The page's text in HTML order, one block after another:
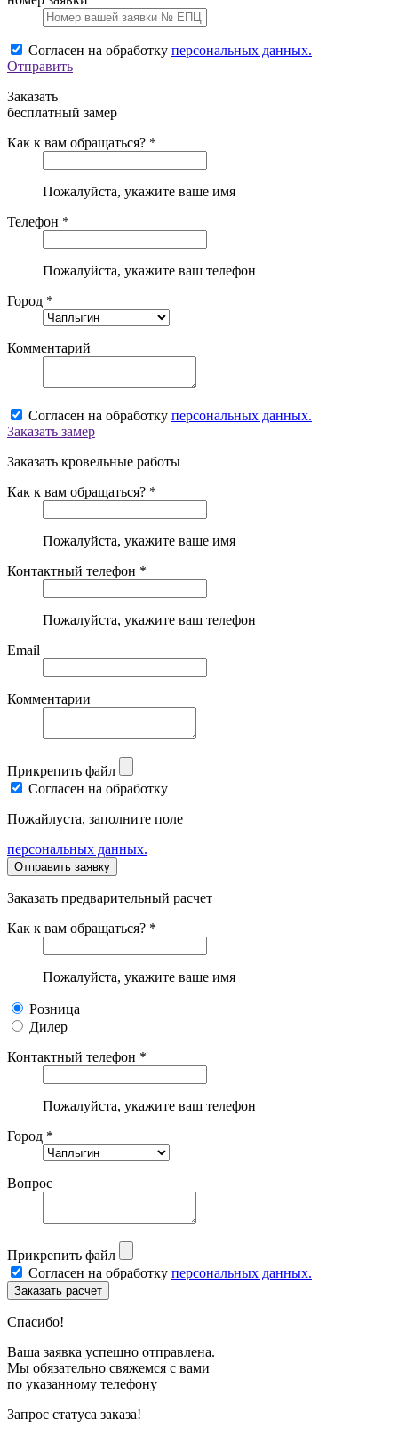
Согласен на обработку персональных данных.
Отправить
Заказать
бесплатный замер
Как к вам обращаться? *
Пожалуйста, укажите ваше имя
Телефон *
Пожалуйста, укажите ваш телефон
Город *
Комментарий
Согласен на обработку персональных данных.
Заказать замер
Заказать кровельные работы
Как к вам обращаться? *
Пожалуйста, укажите ваше имя
Контактный телефон *
Пожалуйста, укажите ваш телефон
Email
Комментарии
Прикрепить файл
Согласен на обработку
Пожайлуста, заполните поле
персональных данных.
Заказать предварительный расчет
Как к вам обращаться? *
Пожалуйста, укажите ваше имя
Розница
Дилер
Контактный телефон *
Пожалуйста, укажите ваш телефон
Город *
Вопрос
Прикрепить файл
Согласен на обработку персональных данных.
Спасибо!
Ваша заявка успешно отправлена.
Мы обязательно свяжемся с вами
по указанному телефону
Запрос статуса заказа!